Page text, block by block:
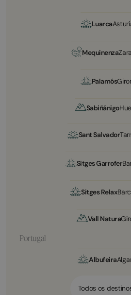
Luarca
Mequinenza
Palamós
Sabiñánigo
Sant Salvador
Sitges Garrofer
Sitges Relax
Vall Natura
Portugal
Albufeira
Todos os